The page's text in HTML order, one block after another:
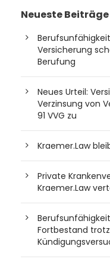
Neueste Beiträge
Versicherung
Berufung
Neues Urteil:
Verzinsung von
91 VVG zu
Kraemer.Law
Private
Kraemer.Law
Fortbestand